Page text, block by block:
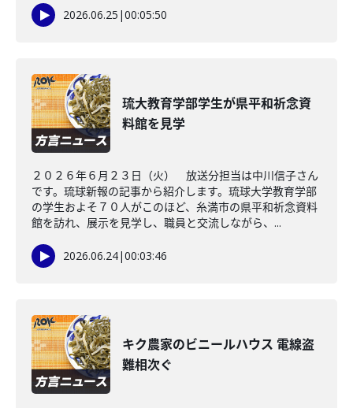
2026.06.25 |00:05:50
琉大教育学部学生が県平和祈念資
料館を見学
２０２６年６月２３日（火） 放送分担当は中川信子さん
です。琉球新報の記事から紹介します。琉球大学教育学部
の学生およそ７０人がこのほど、糸満市の県平和祈念資料
館を訪れ、展示を見学し、職員と交流しながら、...
2026.06.24|00:03:46
キク農家のビニールハウス 電線盗
難相次ぐ